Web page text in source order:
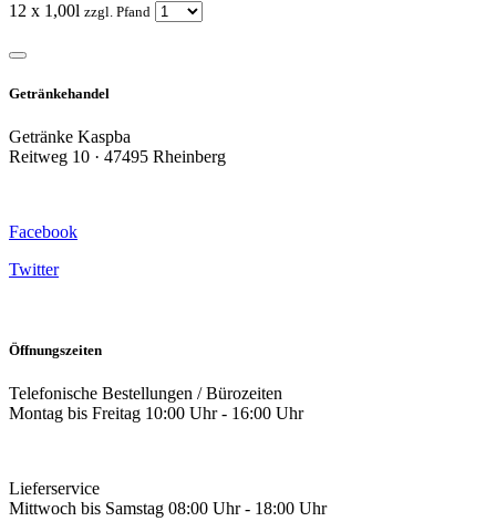
12 x 1,00l zzgl. Pfand
Getränkehandel
Getränke Kaspba
Reitweg 10 · 47495 Rheinberg
Facebook
Twitter
Öffnungszeiten
Telefonische Bestellungen / Bürozeiten
Montag bis Freitag 10:00 Uhr - 16:00 Uhr
Lieferservice
Mittwoch bis Samstag 08:00 Uhr - 18:00 Uhr